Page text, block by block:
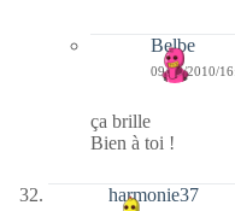
Belbe
09/03/2010/
ça brille
Bien à toi !
harmonie37